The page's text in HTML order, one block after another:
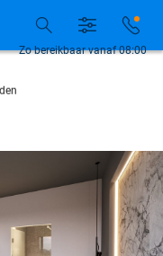
Zo bereikbaar vanaf 08:00